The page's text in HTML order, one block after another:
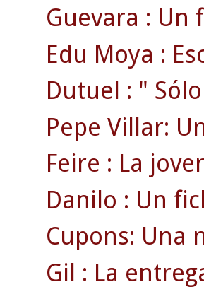
Guevara : Un
Edu Moya :
Dutuel : "
Pepe Villar:
Feire : La
Danilo : Un
Cupons: Una
Gil : La